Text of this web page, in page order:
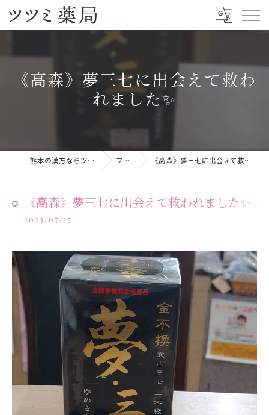
《高森》夢三七に出会えて救わ
れました✨
熊本の漢方ならツツミ薬局 ブログ 《高森》夢三七に出会えて救われました✨
《高森》夢三七に出会えて救われました✨
2023/07/15